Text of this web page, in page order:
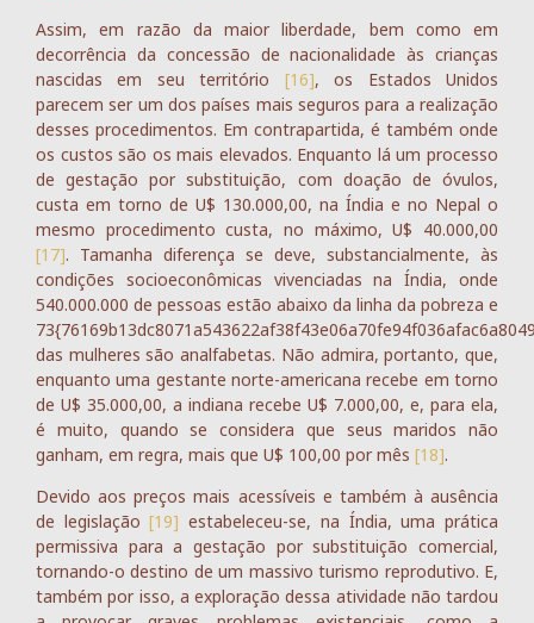
Assim, em razão da maior liberdade, bem como em
decorrência da concessão de nacionalidade às crianças
nascidas em seu território [16], os Estados Unidos
parecem ser um dos países mais seguros para a realização
desses procedimentos. Em contrapartida, é também onde
os custos são os mais elevados. Enquanto lá um processo
de gestação por substituição, com doação de óvulos,
custa em torno de U$ 130.000,00, na Índia e no Nepal o
mesmo procedimento custa, no máximo, U$ 40.000,00
[17]. Tamanha diferença se deve, substancialmente, às
condições socioeconômicas vivenciadas na Índia, onde
540.000.000 de pessoas estão abaixo da linha da pobreza e
das mulheres são analfabetas. Não admira, portanto, que,
enquanto uma gestante norte-americana recebe em torno
de U$ 35.000,00, a indiana recebe U$ 7.000,00, e, para ela,
é muito, quando se considera que seus maridos não
ganham, em regra, mais que U$ 100,00 por mês [18].
Devido aos preços mais acessíveis e também à ausência
de legislação[19] estabeleceu-se, na Índia, uma prática
permissiva para a gestação por substituição comercial,
tornando-o destino de um massivo turismo reprodutivo. E,
também por isso, a exploração dessa atividade não tardou